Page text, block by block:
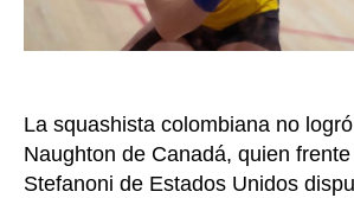
La squashista colombiana no
Naughton de Canadá, quien
Stefanoni de Estados Unidos